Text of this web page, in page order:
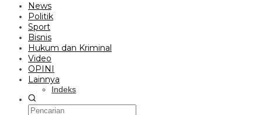
News
Politik
Sport
Bisnis
Hukum dan Kriminal
Video
OPINI
Lainnya
Indeks